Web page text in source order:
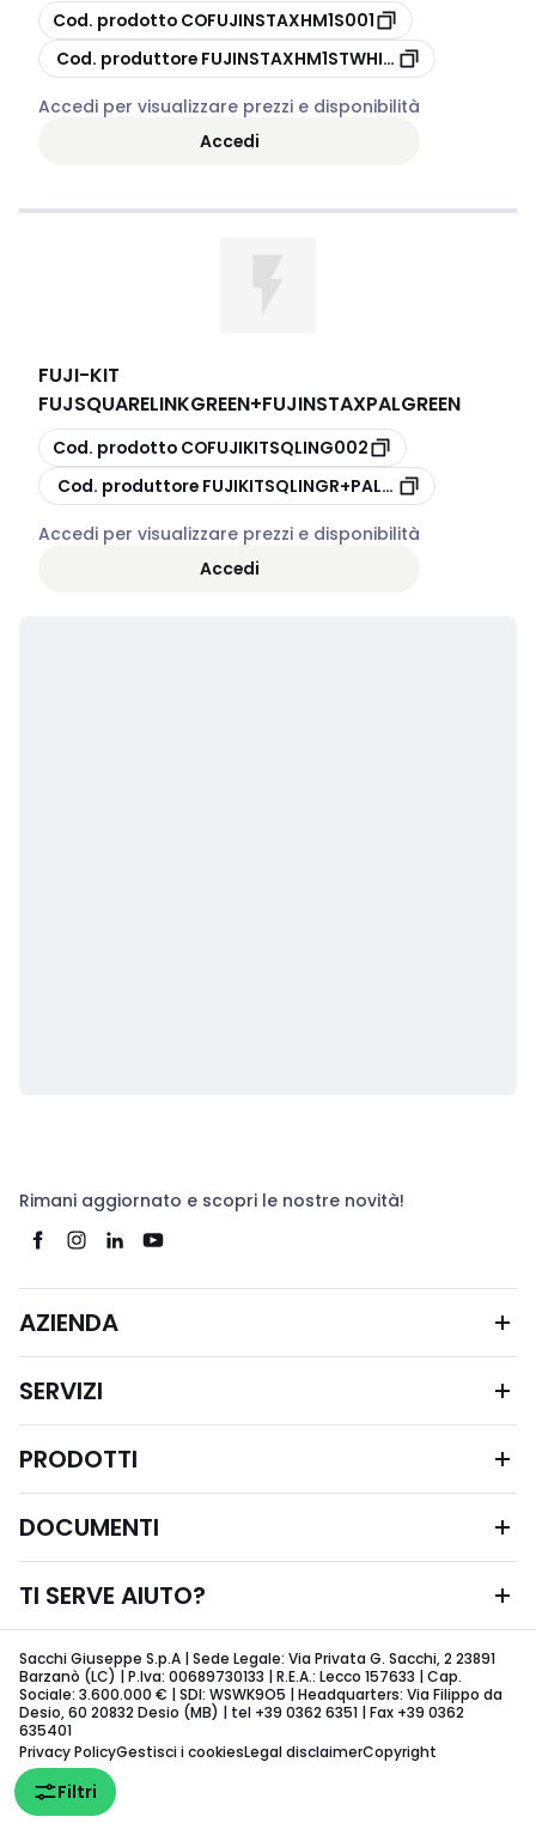
Filtri
copia
Cod. prodotto COFUJINSTAXHM1S001
copia
Cod. produttore FUJINSTAXHM1STWHITE
Accedi per visualizzare prezzi e disponibilità
Accedi
FUJI-KIT
FUJSQUARELINKGREEN+FUJINSTAXPALGREEN
copia
Cod. prodotto COFUJIKITSQLING002
copia
Cod. produttore FUJIKITSQLINGR+PALGR
Accedi per visualizzare prezzi e disponibilità
Accedi
Rimani aggiornato e scopri le nostre novità!
AZIENDA
SERVIZI
PRODOTTI
DOCUMENTI
TI SERVE AIUTO?
Sacchi Giuseppe S.p.A | Sede Legale: Via Privata G. Sacchi, 2 23891
Barzanò (LC) | P.Iva: 00689730133 | R.E.A.: Lecco 157633 | Cap.
Sociale: 3.600.000 € | SDI: WSWK9O5 | Headquarters: Via Filippo da
Desio, 60 20832 Desio (MB) | tel +39 0362 6351 | Fax +39 0362
635401
Privacy PolicyGestisci i cookiesLegal disclaimerCopyright